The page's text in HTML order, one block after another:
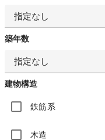
指定なし
築年数
指定なし
建物構造
鉄筋系
木造